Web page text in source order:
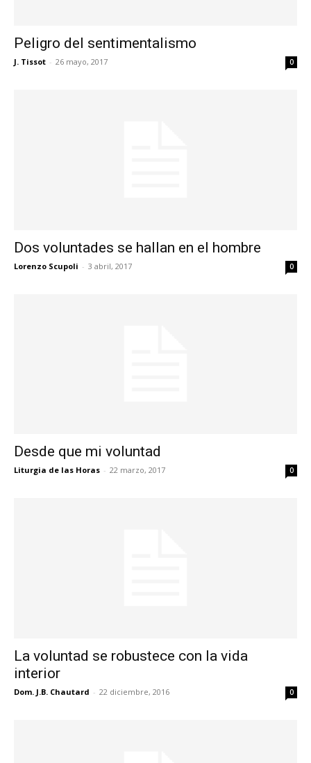
Peligro del sentimentalismo
J. Tissot - 26 mayo, 2017 0
Dos voluntades se hallan en el hombre
Lorenzo Scupoli - 3 abril, 2017 0
Desde que mi voluntad
Liturgia de las Horas - 22 marzo, 2017 0
La voluntad se robustece con la vida
interior
Dom. J.B. Chautard - 22 diciembre, 2016 0